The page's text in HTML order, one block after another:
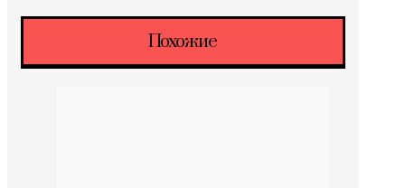
Похожие